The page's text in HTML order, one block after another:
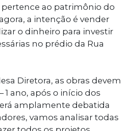
ao patrimônio do
a intenção é vender
o dinheiro para investir
no prédio da Rua
Diretora, as obras devem
1 ano, após o início dos
amplamente debatida
vamos analisar todas